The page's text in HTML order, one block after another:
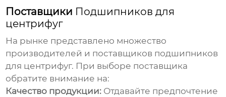
Поставщики Подшипников для
центрифуг
На рынке представлено множество
производителей и поставщиков подшипников
для центрифуг. При выборе поставщика
обратите внимание на:
Качество продукции: Отдавайте предпочтение